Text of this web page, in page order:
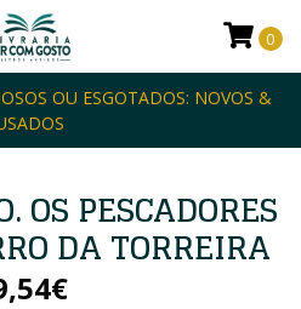
OU ESGOTADOS: NOVOS &
0
OS PESCADORES
DA TORREIRA